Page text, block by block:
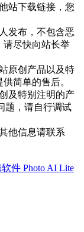
站下载链接，您
发布，不包含恶
请尽快向站长举
原创产品以及特
简单的售后。
及特别注明的产
题，请自行调试
他信息请联系
件 Photo AI Lite